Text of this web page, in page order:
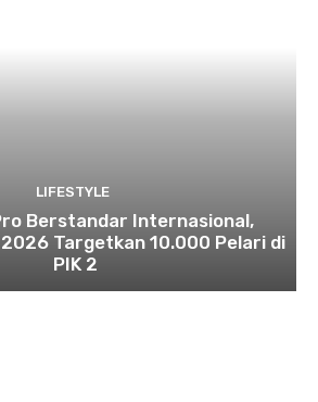
LIFESTYLE
Berstandar Internasional,
Targetkan 10.000 Pelari di
PIK 2